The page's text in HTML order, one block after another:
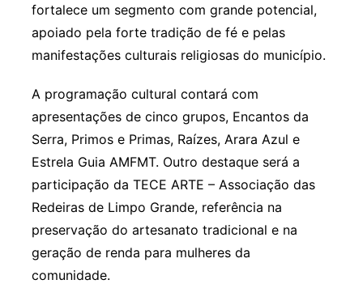
fortalece um segmento com grande potencial,
apoiado pela forte tradição de fé e pelas
manifestações culturais religiosas do município.
A programação cultural contará com
apresentações de cinco grupos, Encantos da
Serra, Primos e Primas, Raízes, Arara Azul e
Estrela Guia AMFMT. Outro destaque será a
participação da TECE ARTE – Associação das
Redeiras de Limpo Grande, referência na
preservação do artesanato tradicional e na
geração de renda para mulheres da
comunidade.